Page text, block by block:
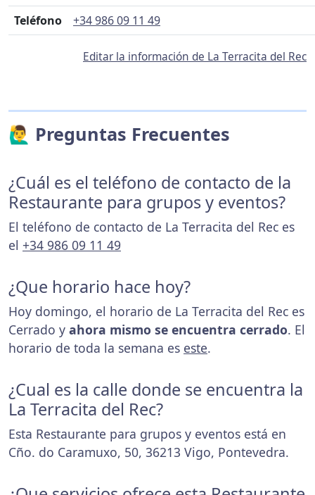
Teléfono +34 986 09 11 49
Editar la información de La Terracita del Rec
🙋‍♂️ Preguntas Frecuentes
¿Cuál es el teléfono de contacto de la
Restaurante para grupos y eventos?
El teléfono de contacto de La Terracita del Rec es
el +34 986 09 11 49
¿Que horario hace hoy?
Hoy domingo, el horario de La Terracita del Rec es
Cerrado y ahora mismo se encuentra cerrado. El
horario de toda la semana es este.
¿Cual es la calle donde se encuentra la
La Terracita del Rec?
Esta Restaurante para grupos y eventos está en
Cño. do Caramuxo, 50, 36213 Vigo, Pontevedra.